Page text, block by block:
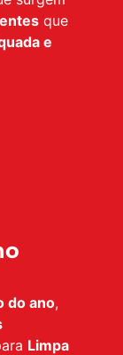
que
e
do ano,
Limpa